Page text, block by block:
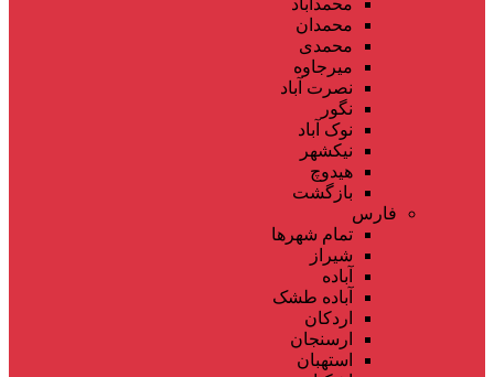
محمدان
محمدی
میرجاوه
نصرت آباد
نگور
نوک آباد
نیکشهر
هیدوچ
بازگشت
فارس
تمام شهر‌ها
شیراز
آباده
آباده طشک
اردکان
ارسنجان
استهبان